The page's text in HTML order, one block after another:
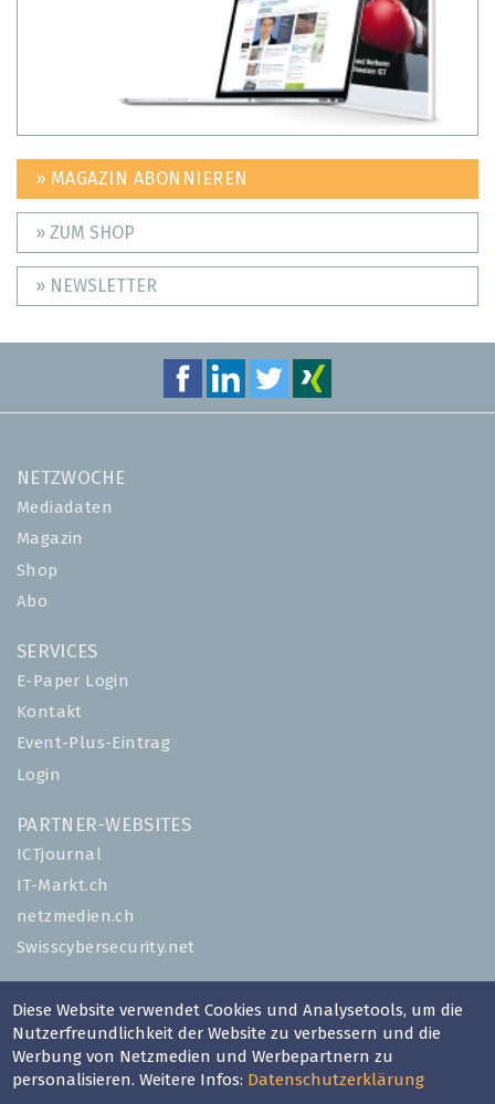
» MAGAZIN ABONNIEREN
» ZUM SHOP
» NEWSLETTER
NETZWOCHE
Mediadaten
Magazin
Shop
Abo
SERVICES
E-Paper Login
Kontakt
Event-Plus-Eintrag
Login
PARTNER-WEBSITES
ICTjournal
IT-Markt.ch
netzmedien.ch
Swisscybersecurity.net
Impressum
AGB
Nutzungsbestimmungen
Diese Website verwendet Cookies und Analysetools, um die
Nutzerfreundlichkeit der Website zu verbessern und die
Werbung von Netzmedien und Werbepartnern zu
personalisieren. Weitere Infos: Datenschutzerklärung